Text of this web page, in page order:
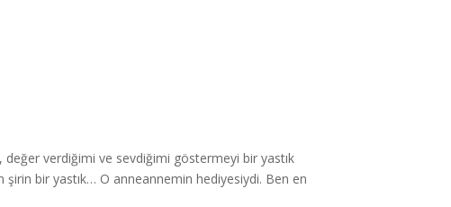
verdiğimi ve sevdiğimi göstermeyi bir yastık
bir yastık… O anneannemin hediyesiydi. Ben en